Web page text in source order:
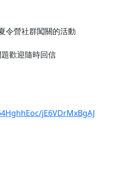
令營社群闖關的活動
歡迎隨時回信
jE6VDrMxBgAJ